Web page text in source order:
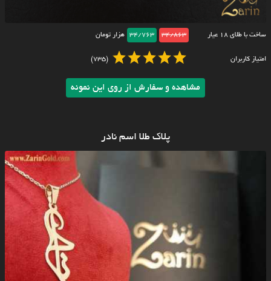
ساخت با طلای ۱۸ عیار 34/863
34/763 هزار تومان
امتیاز کاربران (735)
مشاهده و سفارش از روی این نمونه
پلاک طلا اسم نادر